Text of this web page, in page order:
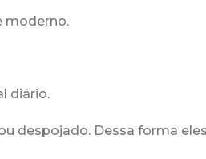
moderno.
diário.
despojado. Dessa forma